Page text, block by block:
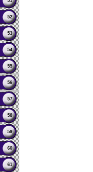
52
53
54
55
56
57
58
59
60
61